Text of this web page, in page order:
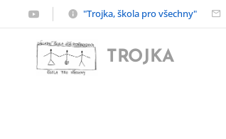
"Trojka, škola pro všechny"
TROJKA